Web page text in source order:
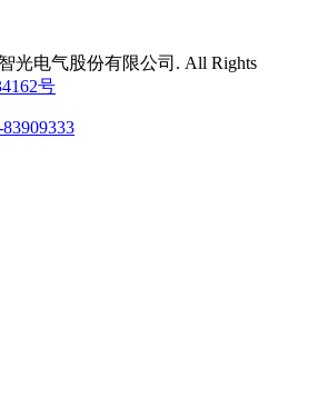
光电气股份有限公司. All Rights
号